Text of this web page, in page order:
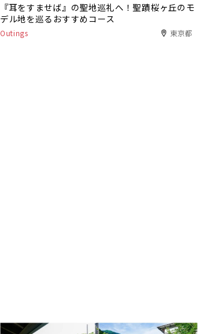
『耳をすませば』の聖地巡礼へ！聖蹟桜ヶ丘のモ
デル地を巡るおすすめコース
Outings 東京都